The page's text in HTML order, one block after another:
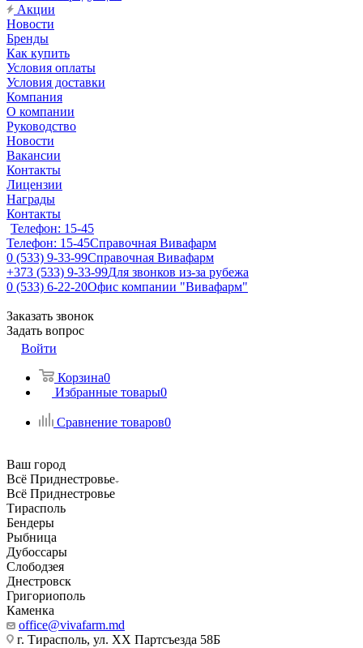
Акции
Новости
Бренды
Как купить
Условия оплаты
Условия доставки
Компания
О компании
Руководство
Новости
Вакансии
Контакты
Лицензии
Награды
Контакты
Телефон: 15-45
Телефон: 15-45Справочная Вивафарм
0 (533) 9-33-99Справочная Вивафарм
+373 (533) 9-33-99Для звонков из-за рубежа
0 (533) 6-22-20Офис компании "Вивафарм"
Заказать звонок
Задать вопрос
Войти
Корзина0
Избранные товары0
Сравнение товаров0
Ваш город
Всё Приднестровье
Всё Приднестровье
Тирасполь
Бендеры
Рыбница
Дубоссары
Слободзея
Днестровск
Григориополь
Каменка
office@vivafarm.md
г. Тирасполь, ул. ХХ Партсъезда 58Б